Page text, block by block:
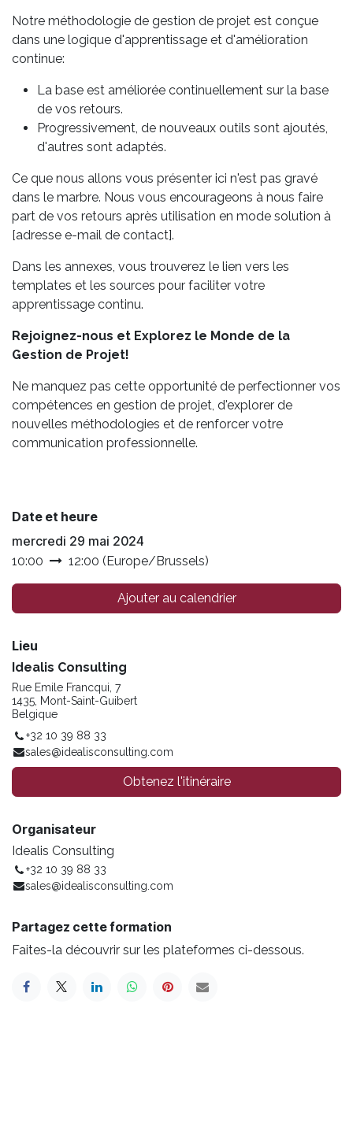
Notre méthodologie de gestion de projet est conçue
dans une logique d'apprentissage et d'amélioration
continue:
La base est améliorée continuellement sur la base
de vos retours.
Progressivement, de nouveaux outils sont ajoutés,
d'autres sont adaptés.
Ce que nous allons vous présenter ici n'est pas gravé
dans le marbre. Nous vous encourageons à nous faire
part de vos retours après utilisation en mode solution à
[adresse e-mail de contact].
Dans les annexes, vous trouverez le lien vers les
templates et les sources pour faciliter votre
apprentissage continu.
Rejoignez-nous et Explorez le Monde de la
Gestion de Projet!
Ne manquez pas cette opportunité de perfectionner vos
compétences en gestion de projet, d'explorer de
nouvelles méthodologies et de renforcer votre
communication professionnelle.
Date et heure
mercredi 29 mai 2024
10:00 12:00 (Europe/Brussels)
Ajouter au calendrier
Lieu
Idealis Consulting
Rue Emile Francqui, 7
1435, Mont-Saint-Guibert
Belgique
+32 10 39 88 33
sales@idealisconsulting.com
Obtenez l'itinéraire
Organisateur
Idealis Consulting
+32 10 39 88 33
sales@idealisconsulting.com
Partagez cette formation
Faites-la découvrir sur les plateformes ci-dessous.